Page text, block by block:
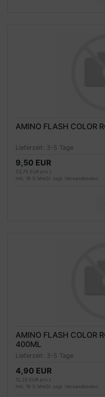
AMINO FLASH COLOR
Lieferzeit: 3-5 Tage
9,50 EUR
23,75 EUR pro L
inkl. 19 % MwSt. zzgl. Versandkosten
AMINO FLASH COLOR
400ML
Lieferzeit: 3-5 Tage
4,90 EUR
12,25 EUR pro L
inkl. 19 % MwSt. zzgl. Versandkosten